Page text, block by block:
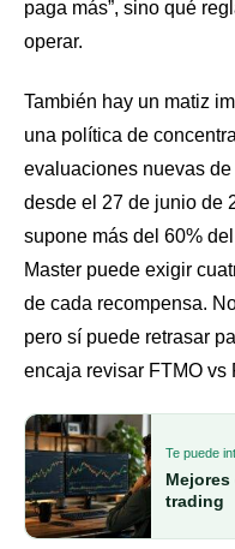
paga más”, sino qué
operar.
También hay un matiz
una política de
evaluaciones nuevas
desde el 27 de junio de
supone más del 60%
Master puede exigir
de cada recompensa.
pero sí puede retrasar
encaja revisar FTMO vs
Te puede
trading